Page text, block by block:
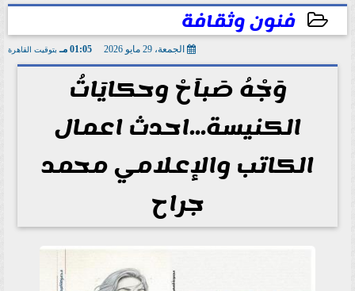
فنون وثقافة
الجمعة، 29 مايو 2026 01:05 مـ بتوقيت القاهرة
وَجْهُ صَباَحْ وحكايَاتُ
الكنيسة...احدث اعمال
الكاتب والإعلامي محمد
جراح